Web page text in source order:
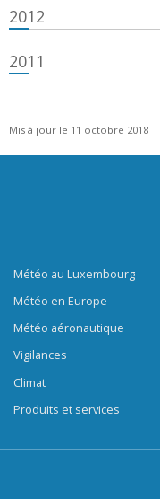
2012
2011
Mis à jour le 11 octobre 2018
Météo au Luxembourg
Météo en Europe
Météo aéronautique
Vigilances
Climat
Produits et services